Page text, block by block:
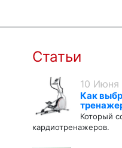
Статьи
10 Июня
Как
Который
кардиотренажеров.